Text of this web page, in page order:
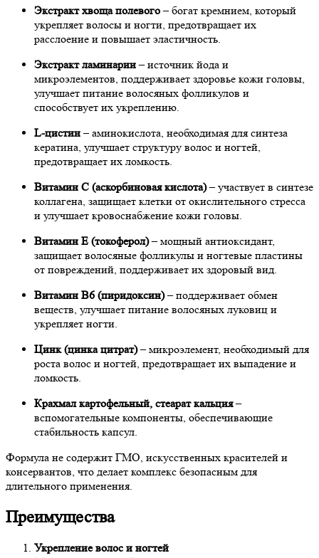
Экстракт хвоща полевого– богат кремнием, который
укрепляет волосы и ногти, предотвращает их
расслоение и повышает эластичность.
Экстракт ламинарии– источник йода и
микроэлементов, поддерживает здоровье кожи головы,
улучшает питание волосяных фолликулов и
способствует их укреплению.
L-цистин– аминокислота, необходимая для синтеза
кератина, улучшает структуру волос и ногтей,
предотвращает их ломкость.
Витамин С (аскорбиновая кислота)– участвует в синтезе
коллагена, защищает клетки от окислительного стресса
и улучшает кровоснабжение кожи головы.
Витамин Е (токоферол)– мощный антиоксидант,
защищает волосяные фолликулы и ногтевые пластины
от повреждений, поддерживает их здоровый вид.
Витамин B6 (пиридоксин)– поддерживает обмен
веществ, улучшает питание волосяных луковиц и
укрепляет ногти.
Цинк (цинка цитрат)– микроэлемент, необходимый для
роста волос и ногтей, предотвращает их выпадение и
ломкость.
Крахмал картофельный, стеарат кальция–
вспомогательные компоненты, обеспечивающие
стабильность капсул.
Формула не содержит ГМО, искусственных красителей и
консервантов, что делает комплекс безопасным для
длительного применения.
Преимущества
Укрепление волос и ногтей